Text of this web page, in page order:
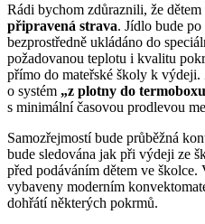
Rádi bychom zdůraznili, že dětem
připravená strava. Jídlo bude
bezprostředně ukládáno do
požadovanou teplotu i kvalitu
přímo do mateřské školy k výdeji.
o systém „z plotny do
s minimální časovou prodlevou
Samozřejmostí bude průběžná
bude sledována jak při výdeji ze
před podáváním dětem ve
vybaveny moderním
dohřátí některých pokrmů.